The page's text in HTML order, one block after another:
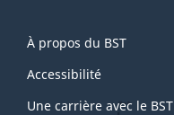
this
site
À propos du BST
Accessibilité
Une carrière avec le BST